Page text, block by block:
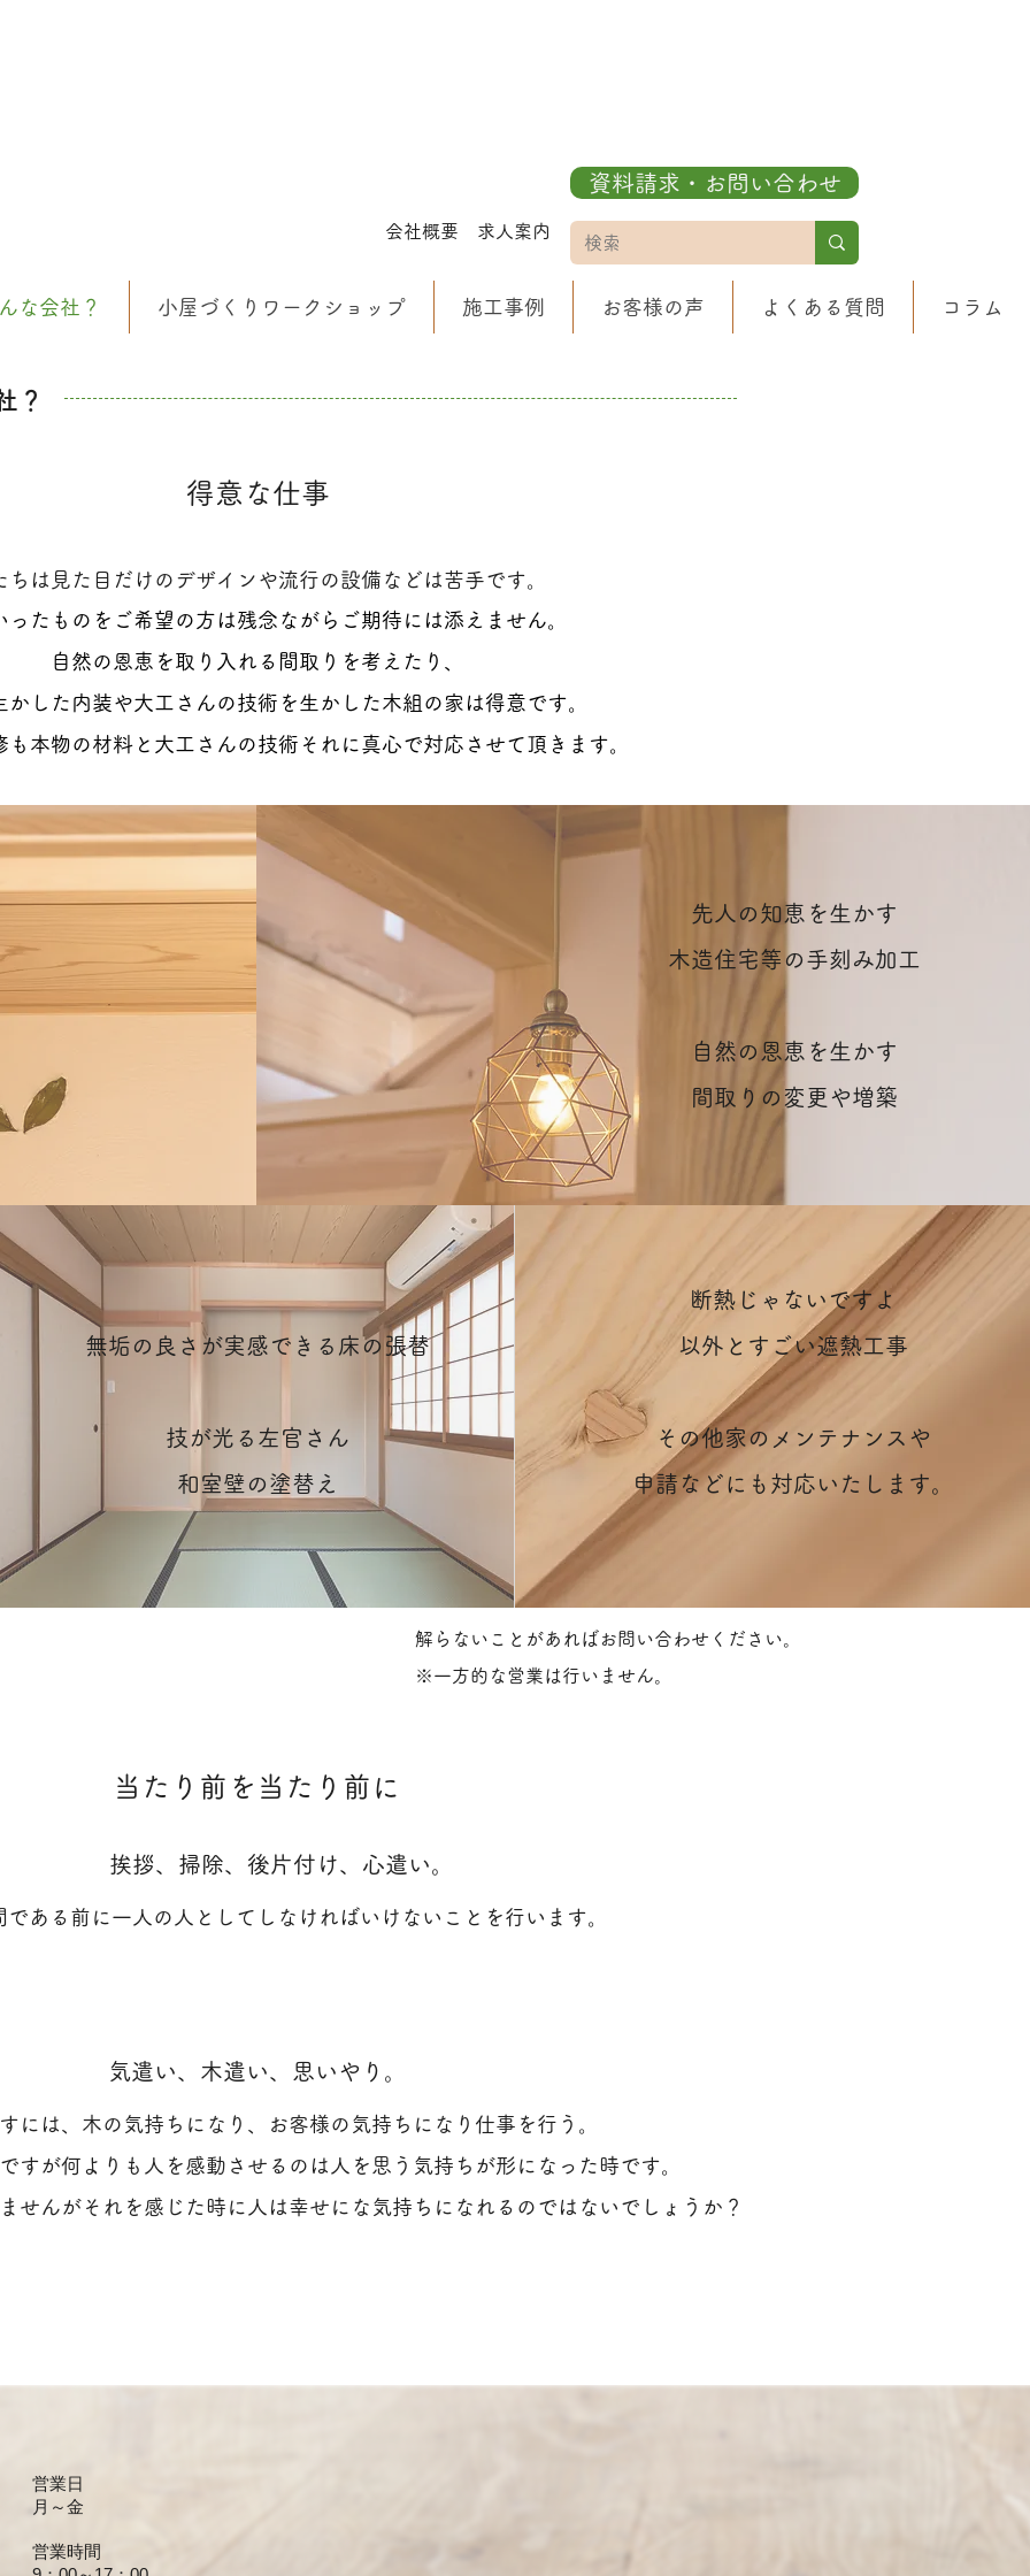
資料請求・お問い合わせ
会社概要 求人案内
な会社？ 小屋づくりワークショップ 施工事例 お客様の声 よくある質問 コラム
？
得意な仕事
ちは見た目だけのデザインや流行の設備などは苦手です。
ったものをご希望の方は残念ながらご期待には添えません。
自然の恩恵を取り入れる間取りを考えたり、
かした内装や大工さんの技術を生かした木組の家は得意です。
も本物の材料と大工さんの技術それに真心で対応させて頂きます。
先人の知恵を生かす
木造住宅等の手刻み加工
自然の恩恵を生かす
間取りの変更や増築
無垢の良さが実感できる床の張替
技が光る左官さん
和室壁の塗替え
断熱じゃないですよ
以外とすごい遮熱工事
その他家のメンテナンスや
申請などに も 対応いたします。
解らないことがあればお問い合わせください。
※一方的な営業は行いません。
当たり前を当たり前に
挨拶、掃除、後片付け、心遣い。
である前に一人の人としてしなければいけないことを行います。
気遣い、木遣い、思いやり。
には、木の気持ちになり、お客様の気持ちになり仕事を行う。
すが何よりも人を感動させるのは人を思う気持ちが形になった時です。
せんがそれを感じた時に人は幸せにな気持ちになれるのではないでしょうか？
営業日
月～金
営業時間